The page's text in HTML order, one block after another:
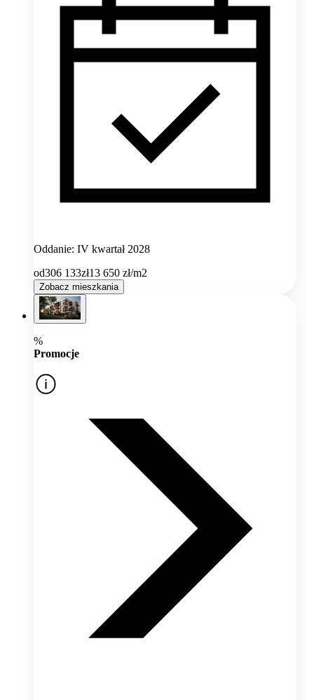
Oddanie: IV kwartał 2028
od306 133zł13 650 zł/m2
Zobacz mieszkania
%
Promocje